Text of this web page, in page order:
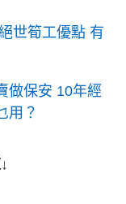
世筍工優點 有
做保安 10年經
用？